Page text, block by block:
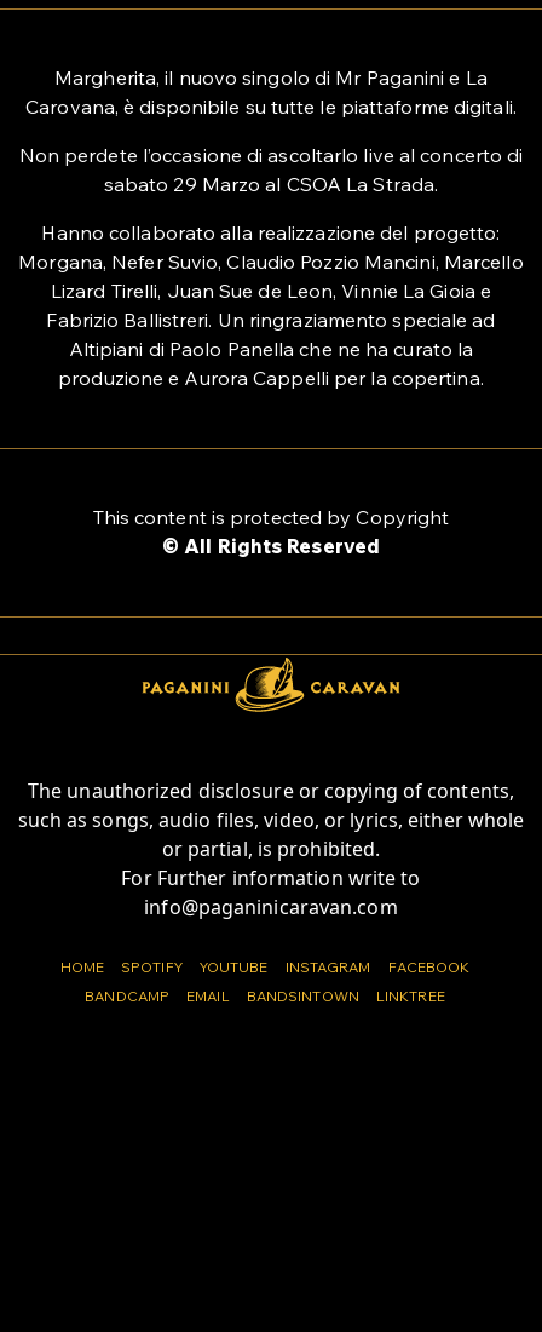
Margherita, il nuovo singolo di Mr Paganini e La
Carovana, è disponibile su tutte le piattaforme digitali.
Non perdete l’occasione di ascoltarlo live al concerto di
sabato 29 Marzo al CSOA La Strada.
Hanno collaborato alla realizzazione del progetto:
Morgana, Nefer Suvio, Claudio Pozzio Mancini, Marcello
Lizard Tirelli, Juan Sue de Leon, Vinnie La Gioia e
Fabrizio Ballistreri. Un ringraziamento speciale ad
Altipiani di Paolo Panella che ne ha curato la
produzione e Aurora Cappelli per la copertina.
This content is protected by Copyright
© All Rights Reserved
The unauthorized disclosure or copying of contents,
such as songs, audio files, video, or lyrics, either whole
or partial, is prohibited.
For Further information write to
info@paganinicaravan.com
HOME SPOTIFY YOUTUBE INSTAGRAM
FACEBOOK
BANDCAMP
EMAIL BANDSINTOWN LINKTREE